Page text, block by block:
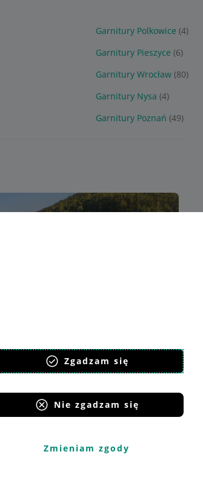
Zgadzam się
Nie zgadzam się
Zmieniam zgody
Garnitury Polkowice (4)
Garnitury Pieszyce (6)
Garnitury Wrocław (80)
Garnitury Nysa (4)
Garnitury Poznań (49)